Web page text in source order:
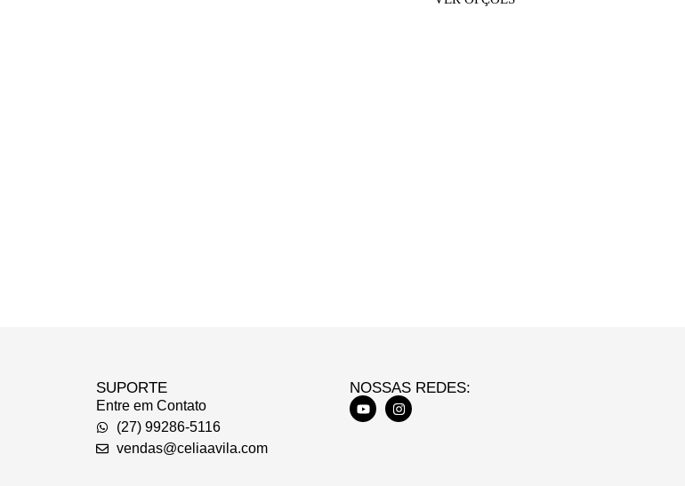
SUPORTE
Entre em Contato
(27) 99286-5116
vendas@celiaavila.com
NOSSAS REDES: